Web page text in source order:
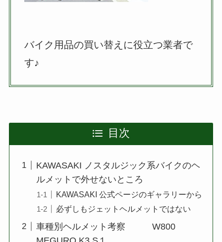
バイク用品の買い替えに役立つ業者で
す♪
目次
KAWASAKI ノスタルジック系バイクのヘ
ルメットで外せないところ
KAWASAKI 公式ページのギャラリーから
必ずしもジェットヘルメットではない
車種別ヘルメット考察 W800